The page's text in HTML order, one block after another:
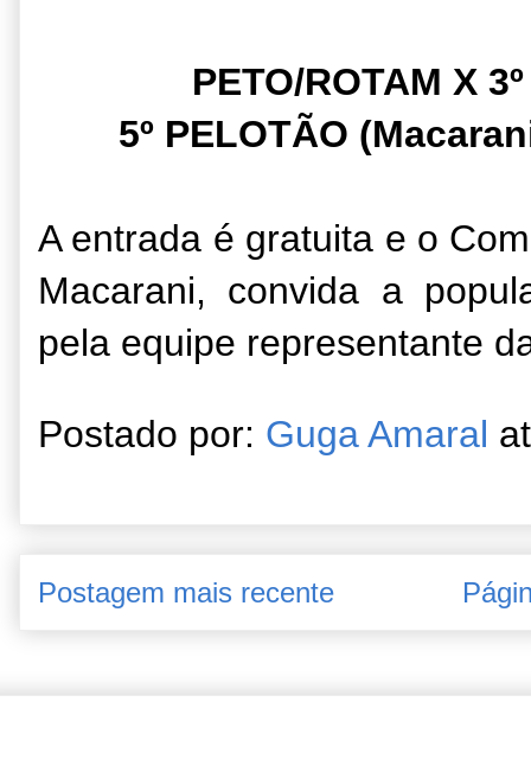
PETO/ROTAM X
5º PELOTÃO
A entrada é gratuita e o
Macarani, convida a
pela equipe representante
Postado por: Guga Amaral
Postagem mais recente